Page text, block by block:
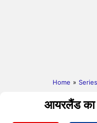
Home » Series
आयरलैंड का